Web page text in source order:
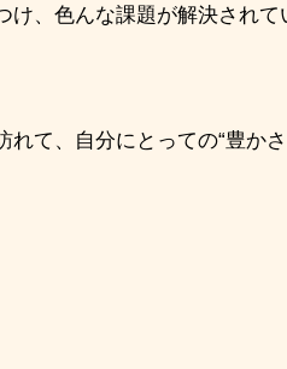
け、色んな課題が解決され
て、自分にとっての“豊か